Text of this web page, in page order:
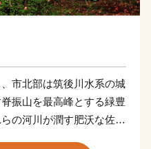
市北部は筑後川水系の城
振山を最高峰とする緑豊
の河川が潤す肥沃な佐賀